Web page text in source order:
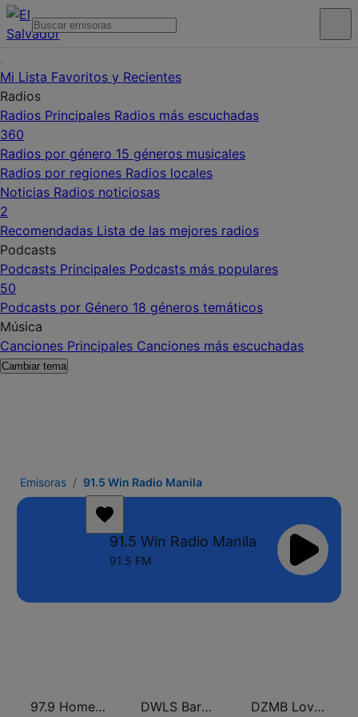
Mi Lista Favoritos y Recientes
Radios
Radios Principales Radios más escuchadas
360
Radios por género 15 géneros musicales
Radios por regiones Radios locales
Noticias Radios noticiosas
2
Recomendadas Lista de las mejores radios
Podcasts
Podcasts Principales Podcasts más populares
50
Podcasts por Género 18 géneros temáticos
Música
Canciones Principales Canciones más escuchadas
Cambiar tema
Emisoras 91.5 Win Radio Manila
91.5 Win Radio Manila
91.5 FM
97.9 Home Radio DWLS Barangay LS 97.1 FM DZMB Love Radio 90.7 FM